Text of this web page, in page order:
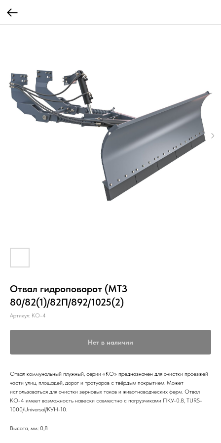
Отвал гидроповорот (МТЗ
80/82(1)/82П/892/1025(2)
Артикул: КО-4
Нет в наличии
Отвал коммунальный плужный, серии «КО» предназначен для очистки проезжей
части улиц, площадей, дорог и тротуаров с твёрдым покрытием. Может
использоваться для очистки зерновых токов и животноводческих ферм. Отвал
КО-4 имеет возможность навески совместно с погрузчиками ПКУ-0.8, TURS-
1000/Universal/КУН-10.
Высота, мм: 0,8